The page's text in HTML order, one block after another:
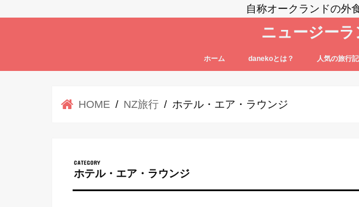
自称オークランドの外
ニュージーラ
ホーム danekoとは？ 人気の旅行記
HOME NZ旅行 ホテル・エア・ラウンジ
ホテル・エア・ラウンジ